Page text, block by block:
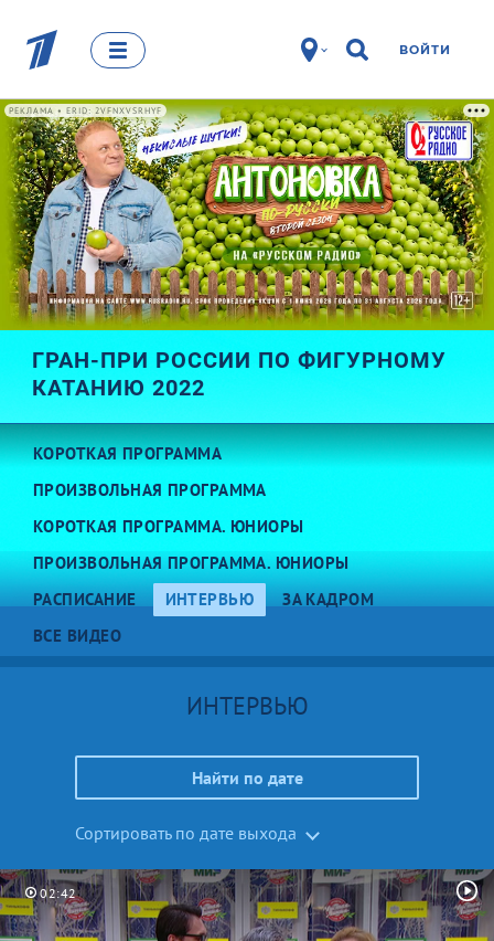
ВОЙТИ
РЕКЛАМА • ERID: 2VFNXVSRHYF
ГРАН-ПРИ РОССИИ ПО ФИГУРНОМУ
КАТАНИЮ 2022
КОРОТКАЯ ПРОГРАММА
ПРОИЗВОЛЬНАЯ ПРОГРАММА
КОРОТКАЯ ПРОГРАММА. ЮНИОРЫ
ПРОИЗВОЛЬНАЯ ПРОГРАММА. ЮНИОРЫ
РАСПИСАНИЕ
ИНТЕРВЬЮ
ЗА КАДРОМ
ВСЕ ВИДЕО
ИНТЕРВЬЮ
Найти по дате
Сортировать по дате выхода
02:42